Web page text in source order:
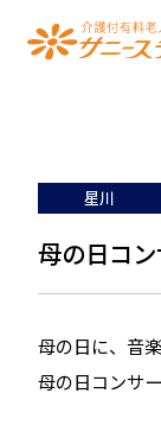
介護付有
星川
母の日コ
母の日に、音
母の日コンサ